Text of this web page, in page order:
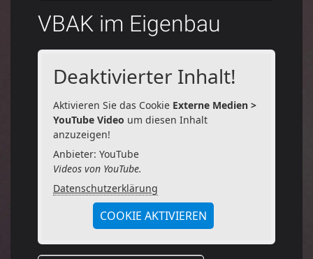
VBAK im Eigenbau
Deaktivierter Inhalt!
Aktivieren Sie das Cookie Externe Medien >
YouTube Video um diesen Inhalt
anzuzeigen!
Anbieter: YouTube
Videos von YouTube.
Datenschutzerklärung
COOKIE AKTIVIEREN